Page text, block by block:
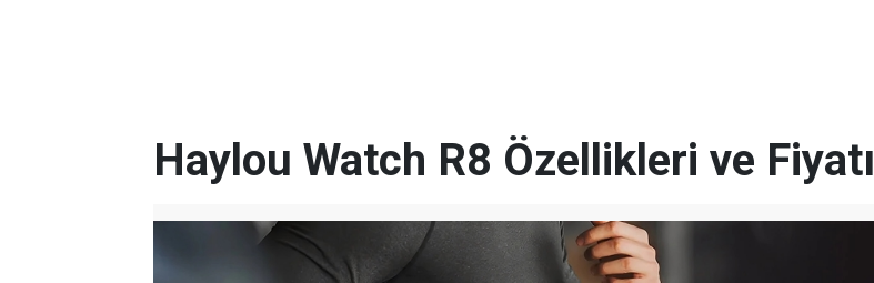
Haylou Watch R8 Özellikleri ve Fiyatı